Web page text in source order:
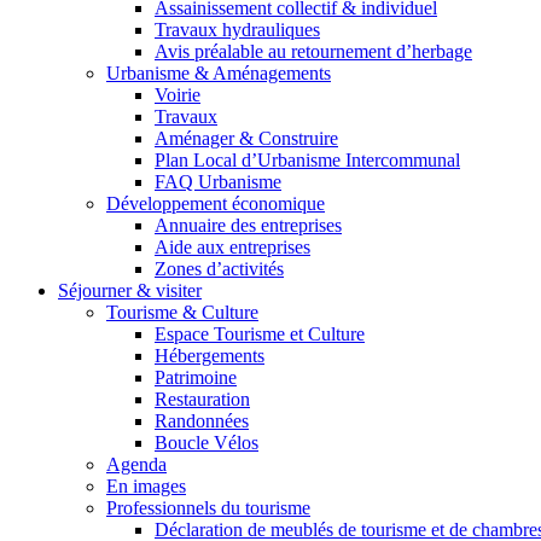
Assainissement collectif & individuel
Travaux hydrauliques
Avis préalable au retournement d’herbage
Urbanisme & Aménagements
Voirie
Travaux
Aménager & Construire
Plan Local d’Urbanisme Intercommunal
FAQ Urbanisme
Développement économique
Annuaire des entreprises
Aide aux entreprises
Zones d’activités
Séjourner & visiter
Tourisme & Culture
Espace Tourisme et Culture
Hébergements
Patrimoine
Restauration
Randonnées
Boucle Vélos
Agenda
En images
Professionnels du tourisme
Déclaration de meublés de tourisme et de